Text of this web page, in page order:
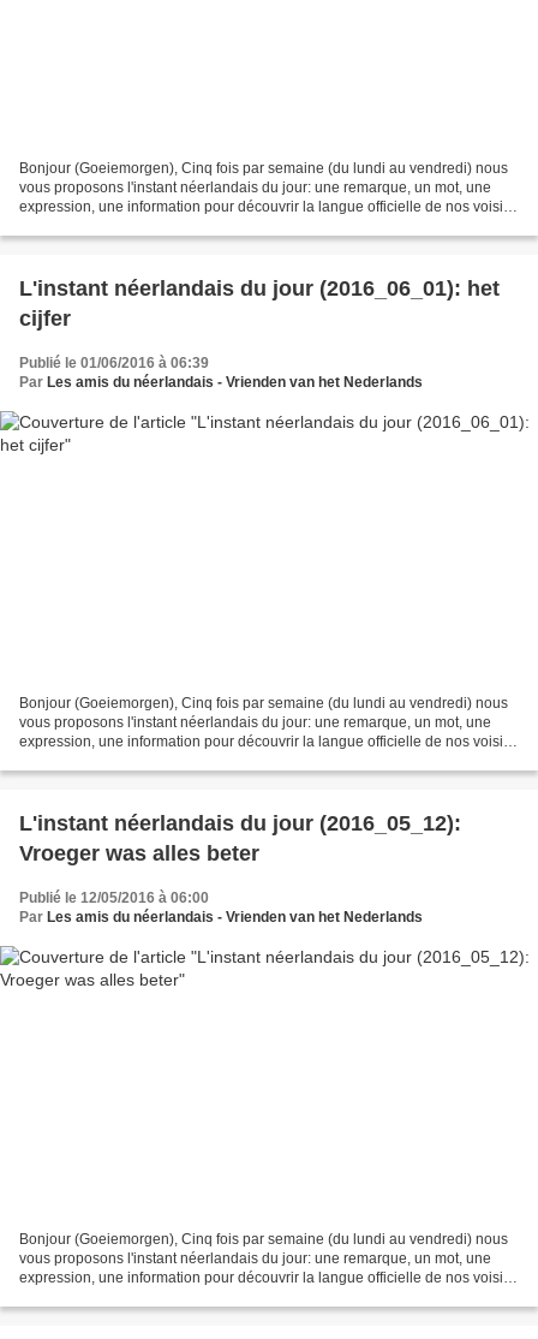
Bonjour (Goeiemorgen), Cinq fois par semaine (du lundi au vendredi) nous
vous proposons l'instant néerlandais du jour: une remarque, un mot, une
expression, une information pour découvrir la langue officielle de nos voisins
L'instant néerlandais du jour (2016_06_01): het
cijfer
Publié le 01/06/2016 à 06:39
Par Les amis du néerlandais - Vrienden van het Nederlands
Bonjour (Goeiemorgen), Cinq fois par semaine (du lundi au vendredi) nous
vous proposons l'instant néerlandais du jour: une remarque, un mot, une
expression, une information pour découvrir la langue officielle de nos voisins
L'instant néerlandais du jour (2016_05_12):
Vroeger was alles beter
Publié le 12/05/2016 à 06:00
Par Les amis du néerlandais - Vrienden van het Nederlands
Bonjour (Goeiemorgen), Cinq fois par semaine (du lundi au vendredi) nous
vous proposons l'instant néerlandais du jour: une remarque, un mot, une
expression, une information pour découvrir la langue officielle de nos voisins